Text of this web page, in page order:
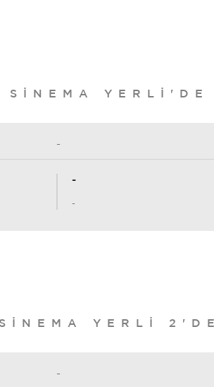
SINEMA YERLI'DE
-
-
-
YERLI
-